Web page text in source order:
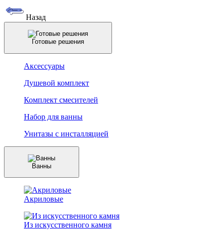
Назад
Готовые решения
Аксессуары
Душевой комплект
Комплект смесителей
Набор для ванны
Унитазы с инсталляцией
Ванны
Акриловые
Из искусственного камня